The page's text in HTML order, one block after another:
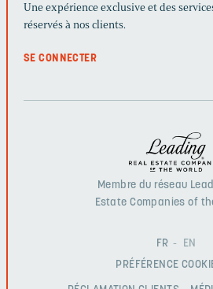
Une expérience exclusive et des
réservés à nos clients.
SE CONNECTER
Membre du réseau
Estate Companies of
FR
EN
PRÉFÉRENCE